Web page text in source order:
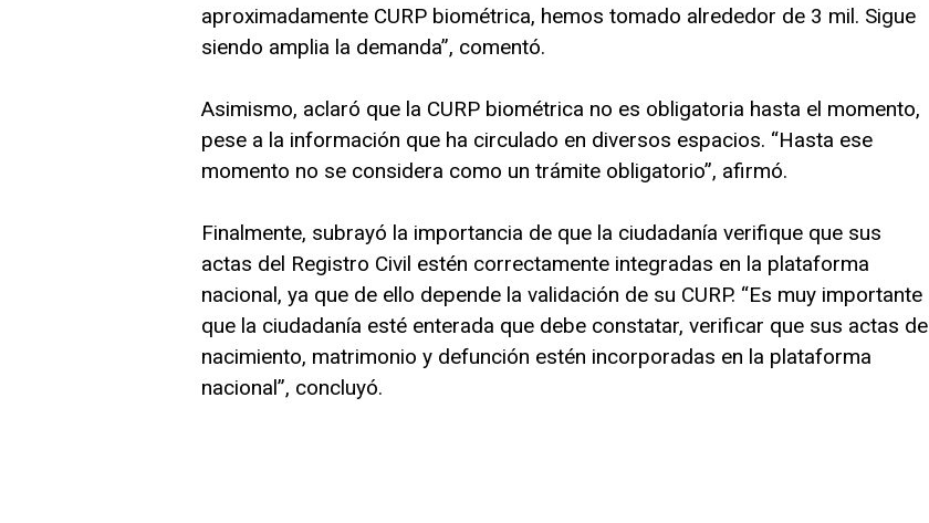
aproximadamente CURP biométrica, hemos tomado alrededor de 3 mil. Sigue
siendo amplia la demanda”, comentó.
Asimismo, aclaró que la CURP biométrica no es obligatoria hasta el momento,
pese a la información que ha circulado en diversos espacios. “Hasta ese
momento no se considera como un trámite obligatorio”, afirmó.
Finalmente, subrayó la importancia de que la ciudadanía verifique que sus
actas del Registro Civil estén correctamente integradas en la plataforma
nacional, ya que de ello depende la validación de su CURP. “Es muy importante
que la ciudadanía esté enterada que debe constatar, verificar que sus actas de
nacimiento, matrimonio y defunción estén incorporadas en la plataforma
nacional”, concluyó.